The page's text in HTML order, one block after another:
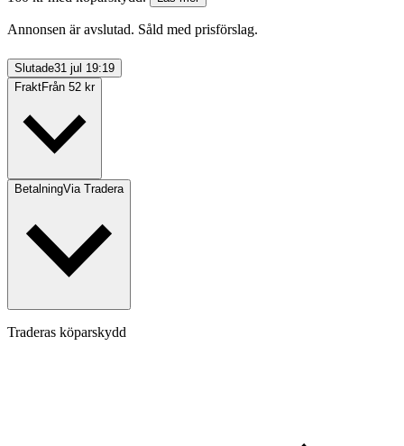
Annonsen är avslutad. Såld med prisförslag.
Slutade31 jul 19:19
FraktFrån 52 kr
BetalningVia Tradera
Traderas köparskydd